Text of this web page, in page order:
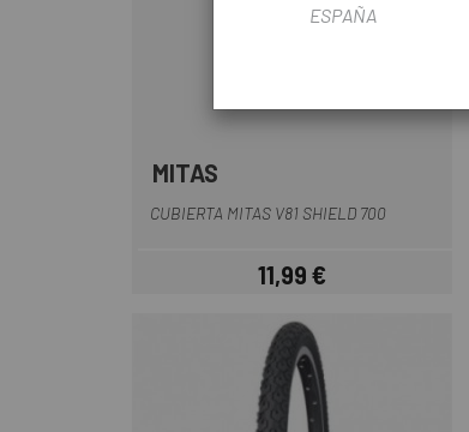
MITAS
CUBIERTA MITAS V81 SHIELD 700
Precio
11,99 €
ESPAÑA